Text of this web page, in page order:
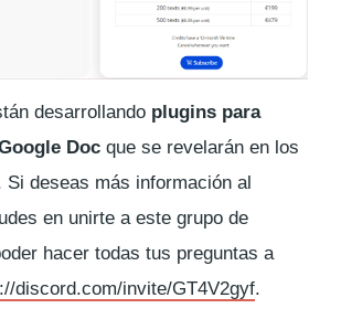
desarrollando plugins para
Doc que se revelarán en los
Si deseas más información al
en unirte a este grupo de
hacer todas tus preguntas a
discord.com/invite/GT4V2gyf.